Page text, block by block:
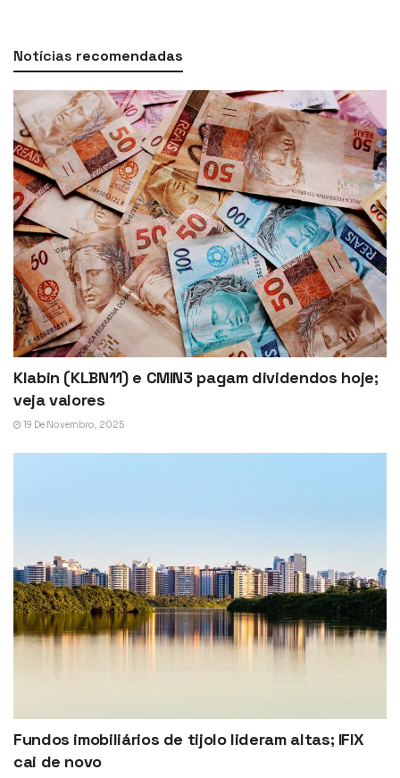
Notícias recomendadas
Klabin (KLBN11) e CMIN3 pagam dividendos hoje;
veja valores
19 De Novembro, 2025
Fundos imobiliários de tijolo lideram altas; IFIX
cai de novo